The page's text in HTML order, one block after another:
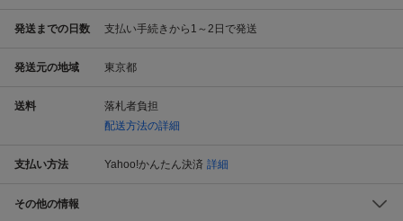
発送までの日数 支払い手続きから1～2日で発送
発送元の地域 東京都
送料
落札者負担
配送方法の詳細
支払い方法 Yahoo!かんたん決済 詳細
その他の情報